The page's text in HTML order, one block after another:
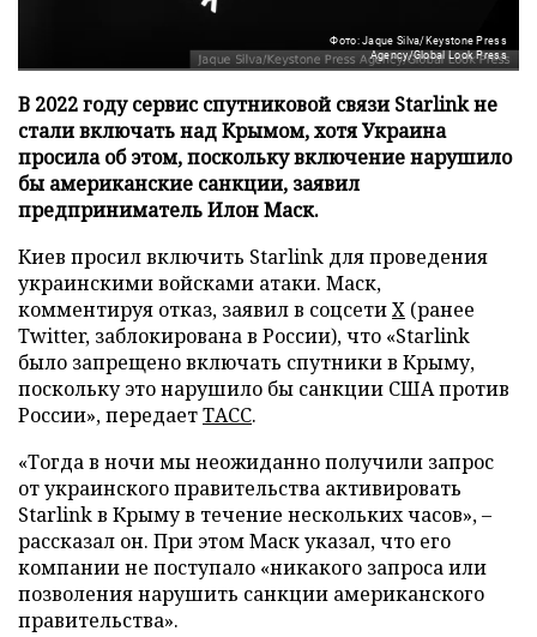
Фото: Jaque Silva/Keystone Press
Agency/Global Look Press
В 2022 году сервис спутниковой связи Starlink не
стали включать над Крымом, хотя Украина
просила об этом, поскольку включение нарушило
бы американские санкции, заявил
предприниматель Илон Маск.
Киев просил включить Starlink для проведения
украинскими войсками атаки. Маск,
комментируя отказ, заявил в соцсетиX (ранее
Twitter, заблокирована в России), что «Starlink
было запрещено включать спутники в Крыму,
поскольку это нарушило бы санкции США против
России», передаетТАСС.
«Тогда в ночи мы неожиданно получили запрос
от украинского правительства активировать
Starlink в Крыму в течение нескольких часов», –
рассказал он. При этом Маск указал, что его
компании не поступало «никакого запроса или
позволения нарушить санкции американского
правительства».